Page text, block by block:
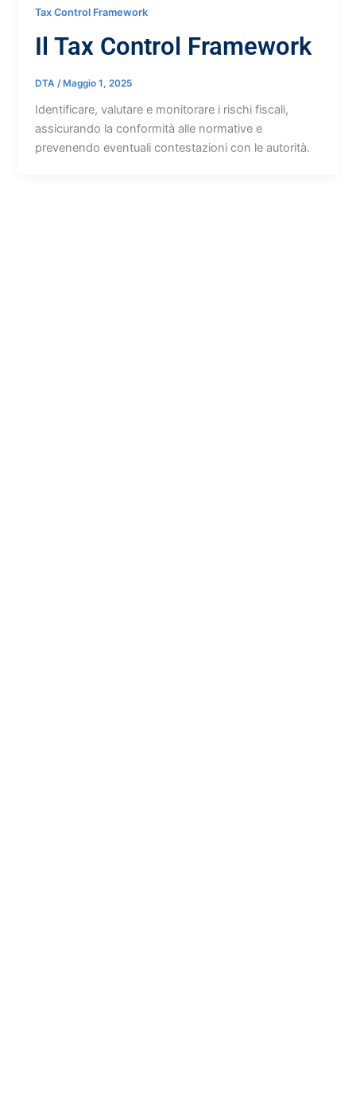
Tax Control Framework
Il Tax Control Framework
DTA/ Maggio 1, 2025
Identificare, valutare e monitorare i rischi fiscali,
assicurando la conformità alle normative e
prevenendo eventuali contestazioni con le autorità.